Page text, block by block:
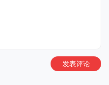
发表评论